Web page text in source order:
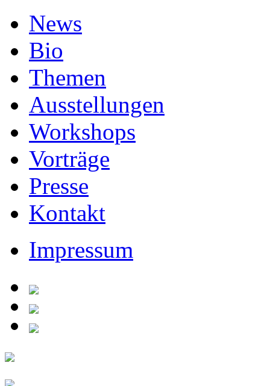
News
Bio
Themen
Ausstellungen
Workshops
Vorträge
Presse
Kontakt
Impressum